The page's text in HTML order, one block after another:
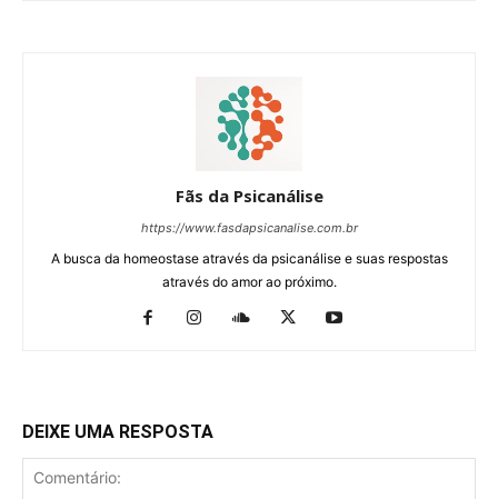
Fãs da Psicanálise
https://www.fasdapsicanalise.com.br
A busca da homeostase através da psicanálise e suas respostas
através do amor ao próximo.
DEIXE UMA RESPOSTA